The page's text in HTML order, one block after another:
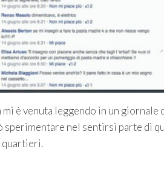
mi è venuta leggendo in un giornale
sperimentare nel sentirsi parte di